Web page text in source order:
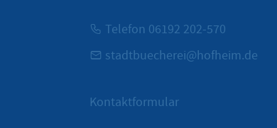
Telefon 06192 202-570
stadtbuecherei@hofheim.de
Kontaktformular